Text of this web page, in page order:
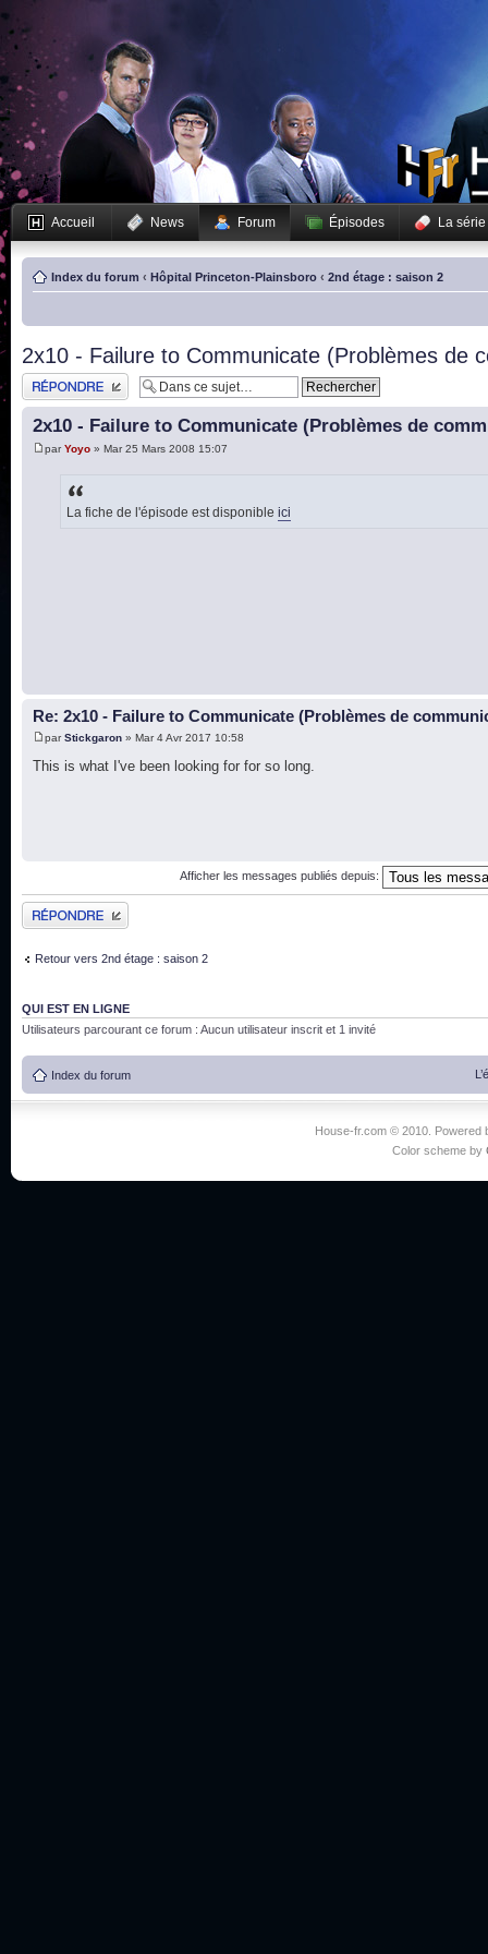
Accueil News Forum Épisodes La série
Index du forum ‹ Hôpital Princeton-Plainsboro ‹ 2nd étage : saison 2
2x10 - Failure to Communicate (Problèmes de
Publier une réponse
2x10 - Failure to Communicate (Problèmes de
parYoyo » Mar 25 Mars 2008 15:07
La fiche de l'épisode est disponible ici
Re: 2x10 - Failure to Communicate (Problèmes de
parStickgaron » Mar 4 Avr 2017 10:58
This is what I've been looking for for so long.
Afficher les messages publiés depuis:
Publier une réponse
Retour vers 2nd étage : saison 2
QUI EST EN LIGNE
Utilisateurs parcourant ce forum : Aucun utilisateur inscrit et 1 invité
Index du forum
House-fr.com © 2010. Powered
Color scheme by